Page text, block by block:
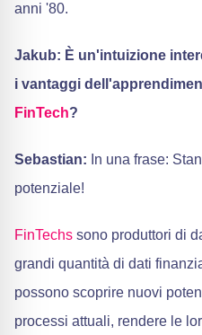
anni '80.
Jakub: È un'intuizione
i vantaggi
FinTech?
Sebastian: In una frase:
potenziale!
FinTechs sono produttori di
grandi quantità di dati
possono scoprire nuovi
processi attuali, rendere le